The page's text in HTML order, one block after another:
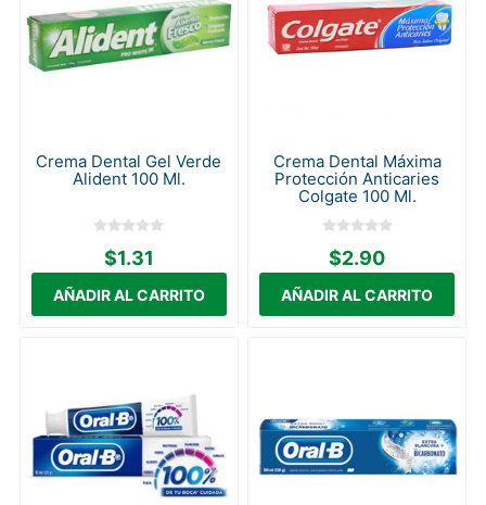
Crema Dental Gel Verde
Alident 100 Ml.
$1.31
Crema Dental Máxima
Protección Anticaries
Colgate 100 Ml.
$2.90